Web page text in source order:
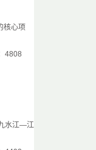
核心项
4808
水江—江